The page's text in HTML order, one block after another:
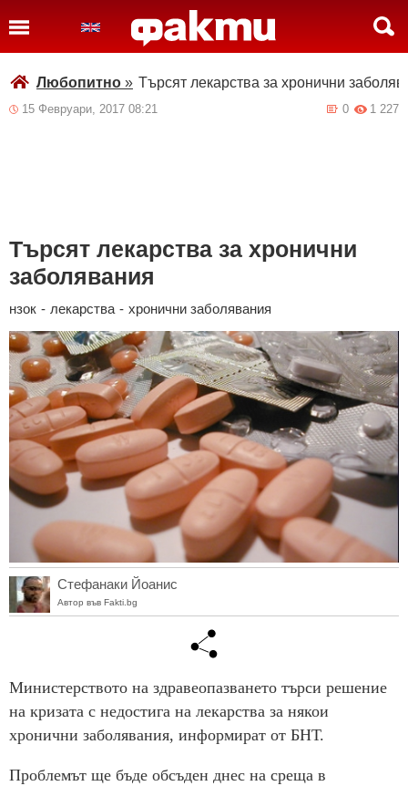
Любопитно » Търсят лекарства за хронични
15 Февруари, 2017 08:21 1 227
0
Търсят лекарства за хронични
заболявания
нзок - лекарства - хронични заболявания
Стефанаки Йоанис
Автор във Fakti.bg
Министерството на здравеопазването търси решение
на кризата с недостига на лекарства за някои
хронични заболявания, информират от БНТ.
Проблемът ще бъде обсъден днес на среща в